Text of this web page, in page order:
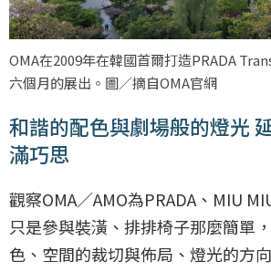
OMA在2009年在韓國首爾打造PRADA
六個月的展出。圖／摘自OMA官網
和諧的配色與劇場般的燈光
滿巧思
觀察OMA／AMO為PRADA、MIU
只是參與裝潢、排排椅子那麼簡單
色、空間的裁切與佈局、燈光的方